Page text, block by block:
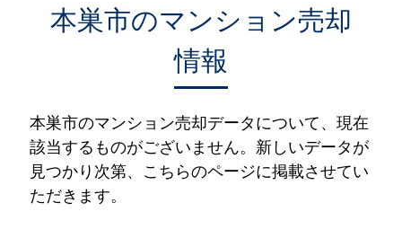
本巣市のマンション売却
情報
本巣市のマンション売却データについて、現在
該当するものがございません。新しいデータが
見つかり次第、こちらのページに掲載させてい
ただきます。